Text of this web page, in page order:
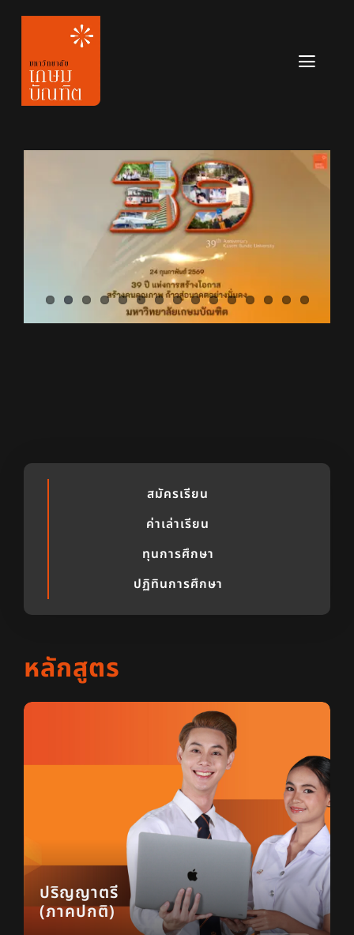
Skip
content
หลักสูตร
ข่าวสาร
เกี่ยวกับมหาวิทยาลัย
สมัครเรียน
สมัครเรียน
ค่าเล่าเรียน
ทุนการศึกษา
ปฏิทินการศึกษา
หลักสูตร
ปริญญาตรี
(ภาคปกติ)